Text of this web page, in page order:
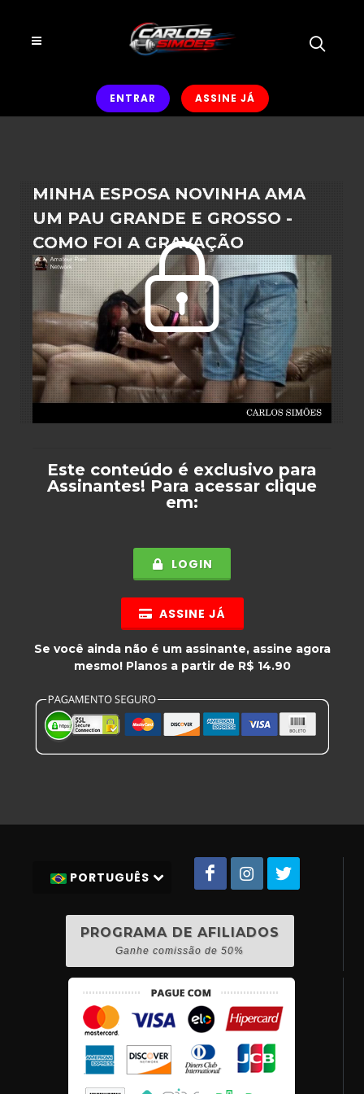
ENTRAR ASSINE JÁ
MINHA ESPOSA NOVINHA AMA
UM PAU GRANDE E GROSSO -
COMO FOI A GRAVAÇÃO
Este conteúdo é exclusivo para
Assinantes! Para acessar clique
em:
LOGIN
ASSINE JÁ
Se você ainda não é um assinante, assine agora
mesmo! Planos a partir de R$ 14.90
PORTUGUÊS
PROGRAMA DE AFILIADOS
Ganhe comissão de 50%